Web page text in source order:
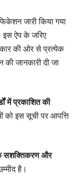
जारी किया गया
इस ऐप के जरिए
की ओर से प्रत्येक
जानकारी दी जा
में प्रकाशित की
को इस सूची पर आपत्ति
सशक्तिकरण और
है।